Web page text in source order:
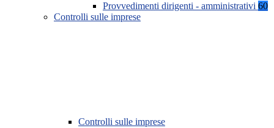
Provvedimenti dirigenti - amministrativi 60
Controlli sulle imprese
Controlli sulle imprese